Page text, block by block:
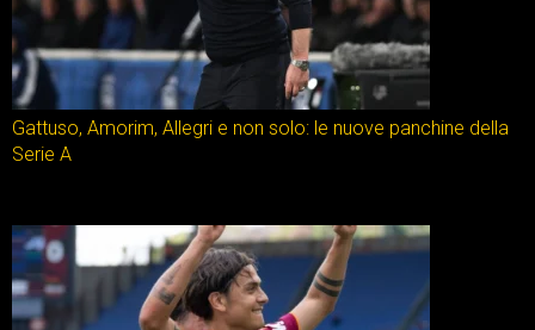
Gattuso, Amorim, Allegri e non solo: le nuove panchine della
Serie A